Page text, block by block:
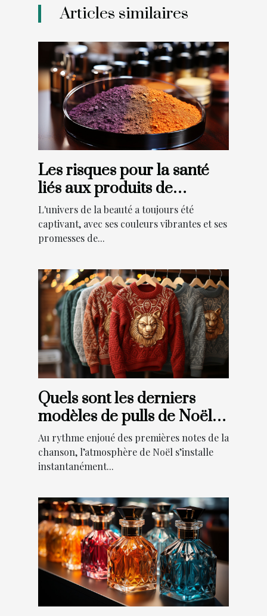
Articles similaires
Les risques pour la santé
liés aux produits de
maquillage en 2021
L'univers de la beauté a toujours été
captivant, avec ses couleurs vibrantes et ses
promesses de...
Quels sont les derniers
modèles de pulls de Noël
tendance cette année ?
Au rythme enjoué des premières notes de la
chanson, l’atmosphère de Noël s’installe
instantanément...